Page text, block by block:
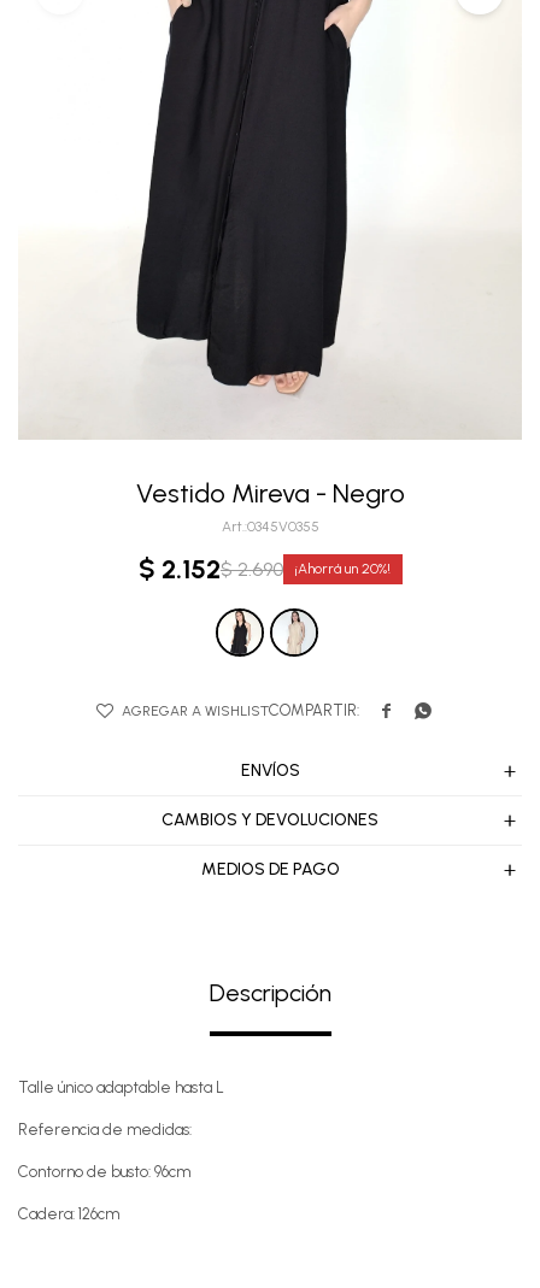
Vestido Mireva - Negro
0345V0355
$ 2.152$ 2.690 20
 
ENVÍOS
CAMBIOS Y DEVOLUCIONES
MEDIOS DE PAGO
Descripción
Talle único adaptable hasta L
Referencia de medidas:
Contorno de busto: 96cm
Cadera: 126cm